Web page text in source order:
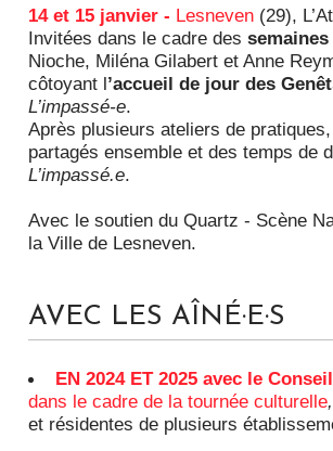
14 et 15 janvier - Lesneven (29),
Invitées dans le cadre des
Nioche, Miléna Gilabert et Anne
côtoyant l’accueil de jour des
L’impassé-e.
Après plusieurs ateliers de
partagés ensemble et des temps de
L’impassé.e.
Avec le soutien du Quartz - Scène
la Ville de Lesneven.
AVEC LES AÎNÉ·E·S
EN 2024 ET 2025 avec le
dans le cadre de la tournée culturelle
et résidentes de plusieurs